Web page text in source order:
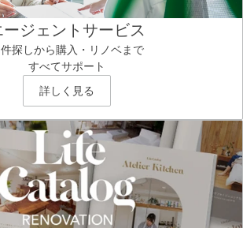
ージェントサービス
探しから購入・リノベまで
すべてサポート
詳しく見る